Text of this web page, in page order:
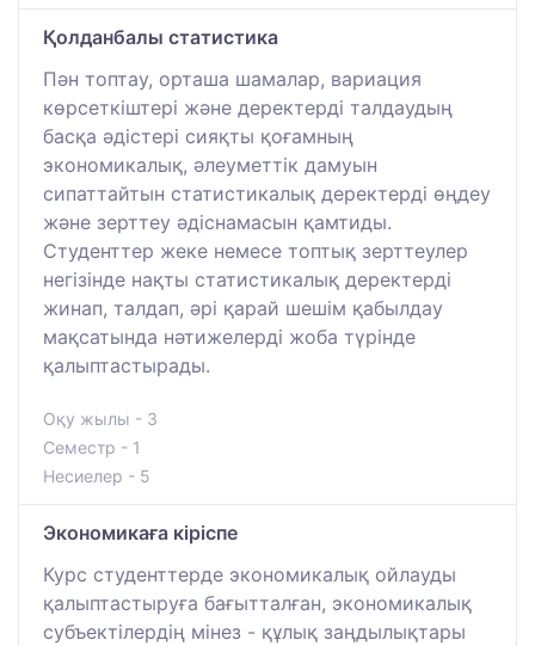
Қолданбалы статистика
Пән топтау, орташа шамалар, вариация
көрсеткіштері және деректерді талдаудың
басқа әдістері сияқты қоғамның
экономикалық, әлеуметтік дамуын
сипаттайтын статистикалық деректерді өңдеу
және зерттеу әдіснамасын қамтиды.
Студенттер жеке немесе топтық зерттеулер
негізінде нақты статистикалық деректерді
жинап, талдап, әрі қарай шешім қабылдау
мақсатында нәтижелерді жоба түрінде
қалыптастырады.
Оқу жылы - 3
Семестр - 1
Несиелер - 5
Экономикаға кіріспе
Курс студенттерде экономикалық ойлауды
қалыптастыруға бағытталған, экономикалық
субъектілердің мінез - құлық заңдылықтары